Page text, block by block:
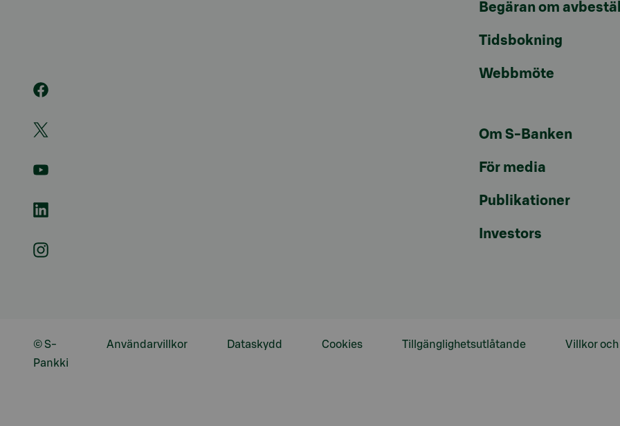
Begäran om
Tidsbokning
Webbmöte
Om S-Banken
För media
Publikationer
Investors
Användarvillkor Dataskydd Cookies Tillgänglighetsutlåtande Villkor
© S-
Pankki